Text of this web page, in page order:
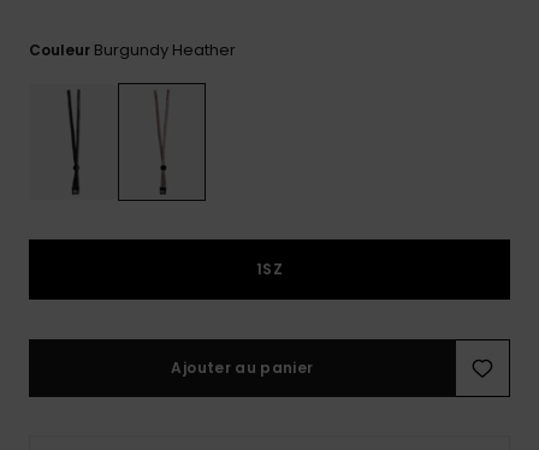
Trouvez
des
la FAQ
Couleur Burgundy Heather
1SZ
Ajouter au panier